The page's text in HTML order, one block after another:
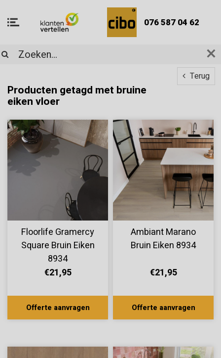
076 587 04 62
Terug
Producten getagd met bruine
eiken vloer
Floorlife Gramercy
Square Bruin Eiken
8934
€21,95
Offerte aanvragen
Ambiant Marano
Bruin Eiken 8934
€21,95
Offerte aanvragen